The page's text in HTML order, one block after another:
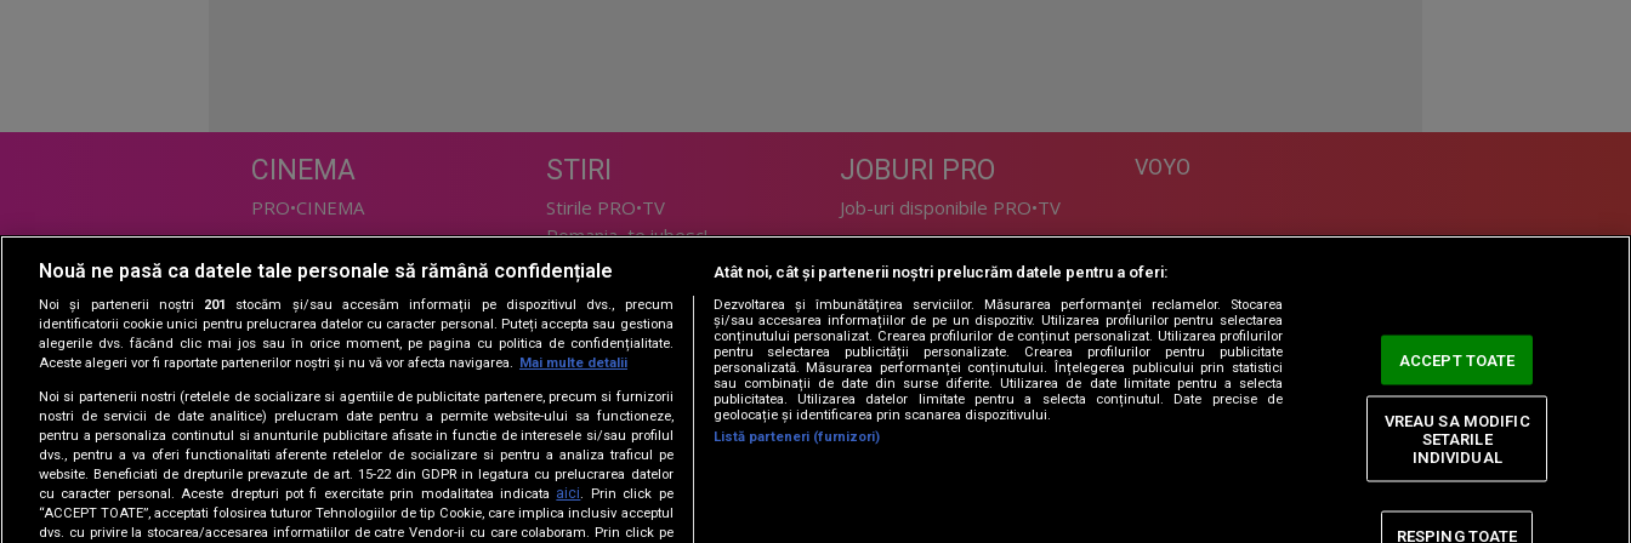
CINEMA
PRO•CINEMA
DIVERTISMENT
PRO•TV
Romanii au talent
Las Fierbinti
La Maruta
Apropo TV
STIRI
Stirile PRO•TV
Romania, te iubesc!
TEHNOLOGIE
I Like IT
SPORT
Sport.ro
PRO•ARENA
JOBURI PRO
Job-uri disponibile PRO•TV
LIFESTYLE
Doctor de Bine
Acasă
Acasă Gold
Perfecte
DeBarbati
VOYO
Contact
Nouă ne pasă ca datele tale personale să rămână confidențiale
Noi și partenerii noștri 201
stocăm și/sau accesăm informații pe dispozitivul dvs., precum
identificatorii cookie unici pentru prelucrarea datelor cu caracter personal. Puteți accepta sau gestiona
alegerile dvs. făcând clic mai jos sau în orice moment, pe pagina cu politica de confidențialitate.
Aceste alegeri vor fi raportate partenerilor noștri și nu vă vor afecta navigarea.
Mai multe detalii
Noi si partenerii nostri (retelele de socializare si agentiile de publicitate partenere, precum si furnizorii
nostri de servicii de date analitice) prelucram date pentru a permite website-ului sa functioneze,
pentru a personaliza continutul si anunturile publicitare afisate in functie de interesele si/sau profilul
dvs., pentru a va oferi functionalitati aferente retelelor de socializare si pentru a analiza traficul pe
website. Beneficiati de drepturile prevazute de art. 15-22 din GDPR in legatura cu prelucrarea datelor
cu caracter personal. Aceste drepturi pot fi exercitate prin modalitatea indicata aici. Prin click pe
“ACCEPT TOATE”, acceptati folosirea tuturor Tehnologiilor de tip Cookie, care implica inclusiv acceptul
dvs. cu privire la stocarea/accesarea informatiilor de catre Vendor-ii cu care colaboram. Prin click pe
Atât noi, cât și partenerii noștri prelucrăm datele pentru a oferi:
Dezvoltarea și îmbunătățirea serviciilor. Măsurarea performanței reclamelor. Stocarea
și/sau accesarea informațiilor de pe un dispozitiv. Utilizarea profilurilor pentru selectarea
conținutului personalizat. Crearea profilurilor de conținut personalizat. Utilizarea profilurilor
pentru selectarea publicității personalizate. Crearea profilurilor pentru publicitate
personalizată. Măsurarea performanței conținutului. Înțelegerea publicului prin statistici
sau combinații de date din surse diferite. Utilizarea de date limitate pentru a selecta
publicitatea. Utilizarea datelor limitate pentru a selecta conținutul. Date precise de
geolocație și identificarea prin scanarea dispozitivului.
Listă parteneri (furnizori)
ACCEPT TOATE
RESPING TOATE
VREAU SA MODIFIC
SETARILE
INDIVIDUAL